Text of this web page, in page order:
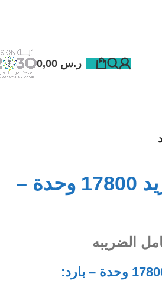
ر.س
مكيف اسبليت هاس سعة تبريد 17800 وحدة –
الضريبه